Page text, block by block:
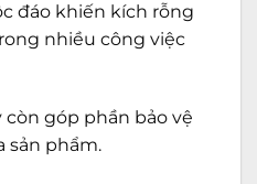
đáo khiến kích rỗng
nhiều công việc
còn góp phần bảo vệ
sản phẩm.